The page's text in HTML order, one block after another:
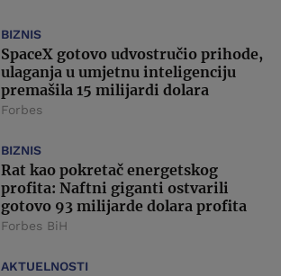
BIZNIS
SpaceX gotovo udvostručio prihode,
ulaganja u umjetnu inteligenciju
premašila 15 milijardi dolara
Forbes
BIZNIS
Rat kao pokretač energetskog
profita: Naftni giganti ostvarili
gotovo 93 milijarde dolara profita
Forbes BiH
AKTUELNOSTI